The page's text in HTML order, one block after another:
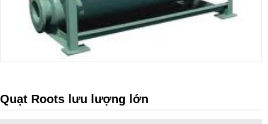
Quạt Roots lưu lượng lớn